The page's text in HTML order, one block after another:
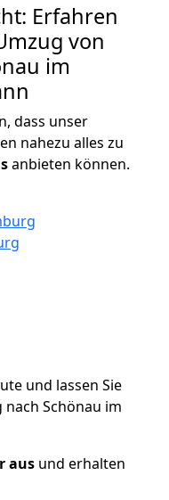
Erfahren
von
im
dass unser
nahezu alles zu
anbieten können.
und lassen Sie
Schönau im
aus und erhalten